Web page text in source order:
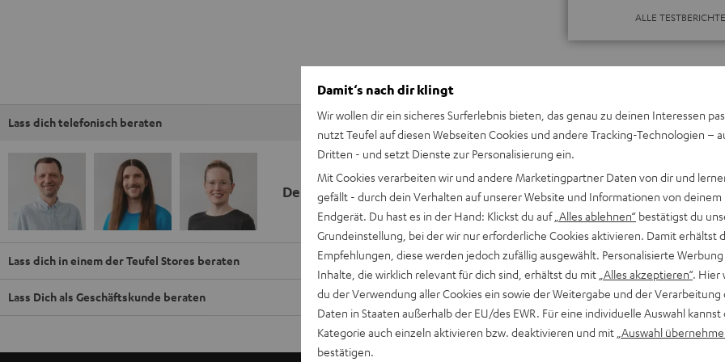
ALLE TESTBERICHTE
Lass dich telefonisch beraten
Deine Kaufberatung
Keinen Store in der Nähe? Kein
beraten dich auch persönlich am
Hier Termin buchen
Lass dich in einem der Teufel Stores beraten
Lass Dich als Geschäftskunde beraten
Damit‘s nach dir klingt
Wir wollen dir ein sicheres Surferlebnis bieten, das genau zu deinen Interessen
nutzt Teufel auf diesen Webseiten Cookies und andere Tracking-Technologien –
Dritten - und setzt Dienste zur Personalisierung ein.
Mit Cookies verarbeiten wir und andere Marketingpartner Daten von dir und
gefällt - durch dein Verhalten auf unserer Website und Informationen von deinem
Endgerät. Du hast es in der Hand: Klickst du auf „Alles ablehnen“ bestätigst du
Grundeinstellung, bei der wir nur erforderliche Cookies aktivieren. Damit erhältst
Empfehlungen, diese werden jedoch zufällig ausgewählt. Personalisierte
Inhalte, die wirklich relevant für dich sind, erhältst du mit „Alles akzeptieren“. Hier
du der Verwendung aller Cookies ein sowie der Weitergabe und der Verarbeitung
Daten in Staaten außerhalb der EU/des EWR. Für eine individuelle Auswahl kannst
Kategorie auch einzeln aktivieren bzw. deaktivieren und mit „Auswahl
bestätigen.